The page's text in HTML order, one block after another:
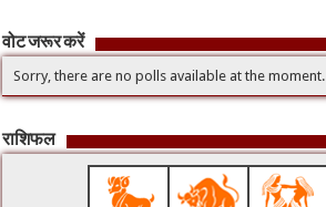
वोट जरूर करें
Sorry, there are no polls available at the moment.
राशिफल